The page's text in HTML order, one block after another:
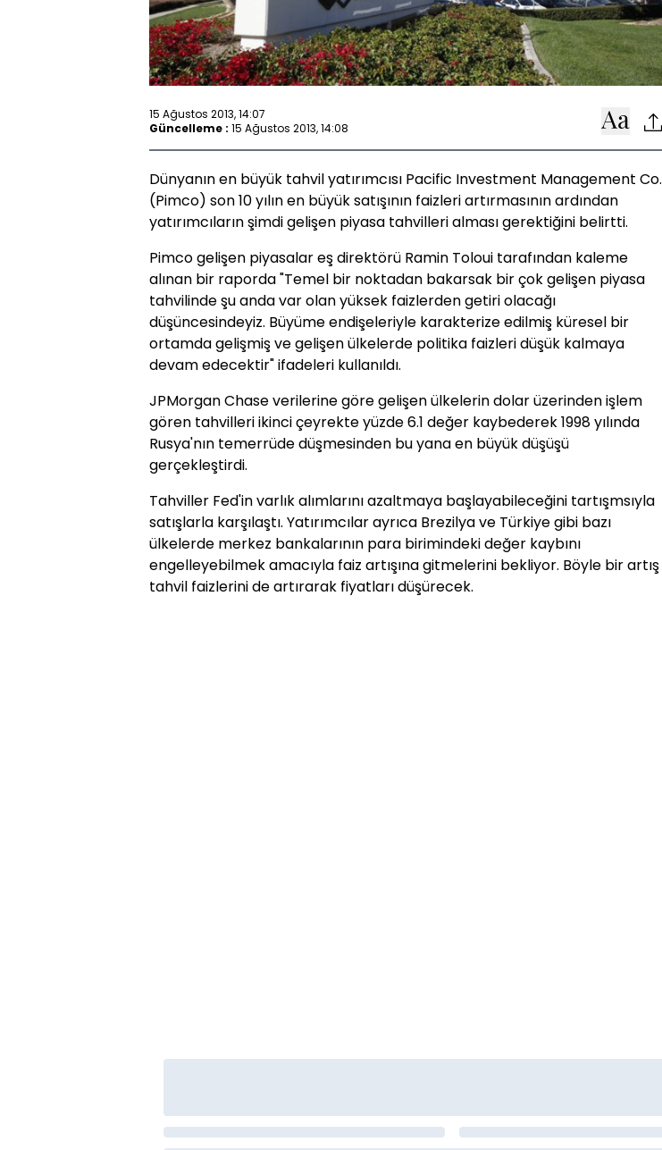
15 Ağustos 2013, 14:07
Güncelleme : 15 Ağustos 2013, 14:08
Dünyanın en büyük tahvil yatırımcısı Pacific Investment Management Co.
(Pimco) son 10 yılın en büyük satışının faizleri artırmasının ardından
yatırımcıların şimdi gelişen piyasa tahvilleri alması gerektiğini belirtti.
Pimco gelişen piyasalar eş direktörü Ramin Toloui tarafından kaleme
alınan bir raporda "Temel bir noktadan bakarsak bir çok gelişen piyasa
tahvilinde şu anda var olan yüksek faizlerden getiri olacağı
düşüncesindeyiz. Büyüme endişeleriyle karakterize edilmiş küresel bir
ortamda gelişmiş ve gelişen ülkelerde politika faizleri düşük kalmaya
devam edecektir" ifadeleri kullanıldı.
JPMorgan Chase verilerine göre gelişen ülkelerin dolar üzerinden işlem
gören tahvilleri ikinci çeyrekte yüzde 6.1 değer kaybederek 1998 yılında
Rusya'nın temerrüde düşmesinden bu yana en büyük düşüşü
gerçekleştirdi.
Tahviller Fed'in varlık alımlarını azaltmaya başlayabileceğini tartışmsıyla
satışlarla karşılaştı. Yatırımcılar ayrıca Brezilya ve Türkiye gibi bazı
ülkelerde merkez bankalarının para birimindeki değer kaybını
engelleyebilmek amacıyla faiz artışına gitmelerini bekliyor. Böyle bir artış
tahvil faizlerini de artırarak fiyatları düşürecek.